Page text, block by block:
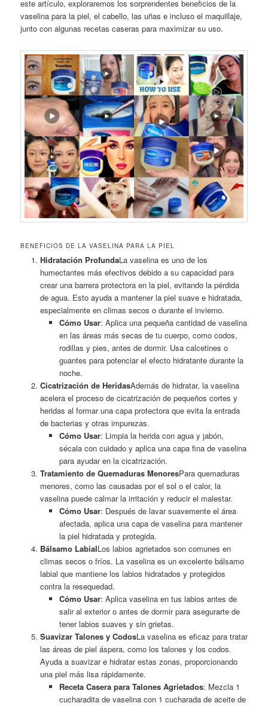
este artículo, exploraremos los sorprendentes beneficios de la
vaselina para la piel, el cabello, las uñas e incluso el maquillaje,
junto con algunas recetas caseras para maximizar su uso.
BENEFICIOS DE LA VASELINA PARA LA PIEL
Hidratación ProfundaLa vaselina es uno de los
humectantes más efectivos debido a su capacidad para
crear una barrera protectora en la piel, evitando la pérdida
de agua. Esto ayuda a mantener la piel suave e hidratada,
especialmente en climas secos o durante el invierno.
Cómo Usar: Aplica una pequeña cantidad de vaselina
en las áreas más secas de tu cuerpo, como codos,
rodillas y pies, antes de dormir. Usa calcetines o
guantes para potenciar el efecto hidratante durante la
noche.
Cicatrización de HeridasAdemás de hidratar, la vaselina
acelera el proceso de cicatrización de pequeños cortes y
heridas al formar una capa protectora que evita la entrada
de bacterias y otras impurezas.
Cómo Usar: Limpia la herida con agua y jabón,
sécala con cuidado y aplica una capa fina de vaselina
para ayudar en la cicatrización.
Tratamiento de Quemaduras MenoresPara quemaduras
menores, como las causadas por el sol o el calor, la
vaselina puede calmar la irritación y reducir el malestar.
Cómo Usar: Después de lavar suavemente el área
afectada, aplica una capa de vaselina para mantener
la piel hidratada y protegida.
Bálsamo LabialLos labios agrietados son comunes en
climas secos o fríos. La vaselina es un excelente bálsamo
labial que mantiene los labios hidratados y protegidos
contra la resequedad.
Cómo Usar: Aplica vaselina en tus labios antes de
salir al exterior o antes de dormir para asegurarte de
tener labios suaves y sin grietas.
Suavizar Talones y CodosLa vaselina es eficaz para tratar
las áreas de piel áspera, como los talones y los codos.
Ayuda a suavizar e hidratar estas zonas, proporcionando
una piel más lisa rápidamente.
Receta Casera para Talones Agrietados: Mezcla 1
cucharadita de vaselina con 1 cucharada de aceite de